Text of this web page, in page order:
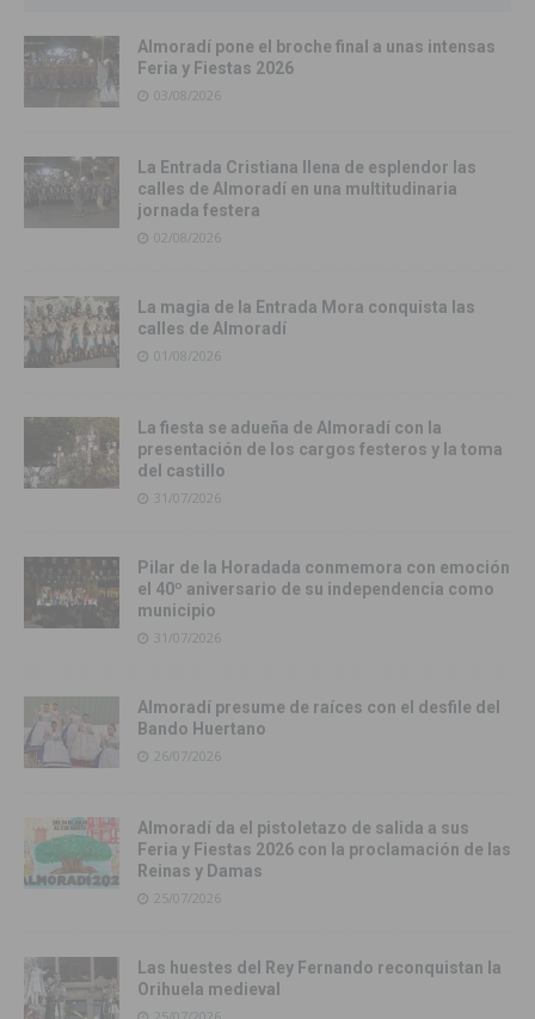
Almoradí pone el broche final a unas intensas
Feria y Fiestas 2026
03/08/2026
La Entrada Cristiana llena de esplendor las
calles de Almoradí en una multitudinaria
jornada festera
02/08/2026
La magia de la Entrada Mora conquista las
calles de Almoradí
01/08/2026
La fiesta se adueña de Almoradí con la
presentación de los cargos festeros y la toma
del castillo
31/07/2026
Pilar de la Horadada conmemora con emoción
el 40º aniversario de su independencia como
municipio
31/07/2026
Almoradí presume de raíces con el desfile del
Bando Huertano
26/07/2026
Almoradí da el pistoletazo de salida a sus
Feria y Fiestas 2026 con la proclamación de las
Reinas y Damas
25/07/2026
Las huestes del Rey Fernando reconquistan la
Orihuela medieval